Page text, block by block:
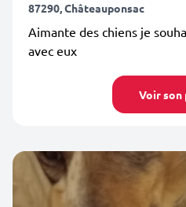
87290, Châteauponsac
Aimante des chiens je
avec eux
Voir